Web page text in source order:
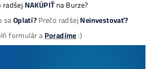
Nákup krypta. Co vydělá VÍCE?